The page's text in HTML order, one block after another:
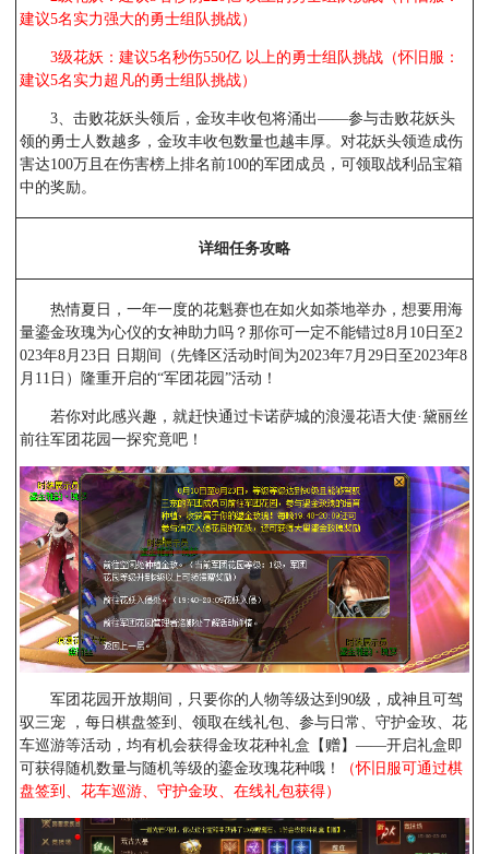
建议5名实力强大的勇士组队挑战）
3级花妖：建议5名秒伤550亿 以上的勇士组队挑战（怀旧服：
建议5名实力超凡的勇士组队挑战）
3、击败花妖头领后，金玫丰收包将涌出——参与击败花妖头
领的勇士人数越多，金玫丰收包数量也越丰厚。对花妖头领造成伤
害达100万且在伤害榜上排名前100的军团成员，可领取战利品宝箱
中的奖励。
详细任务攻略
热情夏日，一年一度的花魁赛也在如火如荼地举办，想要用海
量鎏金玫瑰为心仪的女神助力吗？那你可一定不能错过8月10日至2
023年8月23日 日期间（先锋区活动时间为2023年7月29日至2023年8
月11日）隆重开启的“军团花园”活动！
若你对此感兴趣，就赶快通过卡诺萨城的浪漫花语大使·黛丽丝
前往军团花园一探究竟吧！
军团花园开放期间，只要你的人物等级达到90级，成神且可驾
驭三宠 ，每日棋盘签到、领取在线礼包、参与日常、守护金玫、花
车巡游等活动，均有机会获得金玫花种礼盒【赠】——开启礼盒即
可获得随机数量与随机等级的鎏金玫瑰花种哦！
（怀旧服可通过棋
盘签到、花车巡游、守护金玫、在线礼包获得）